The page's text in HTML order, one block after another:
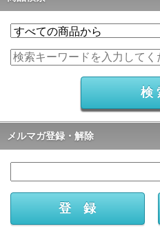
メルマガ登録・解除